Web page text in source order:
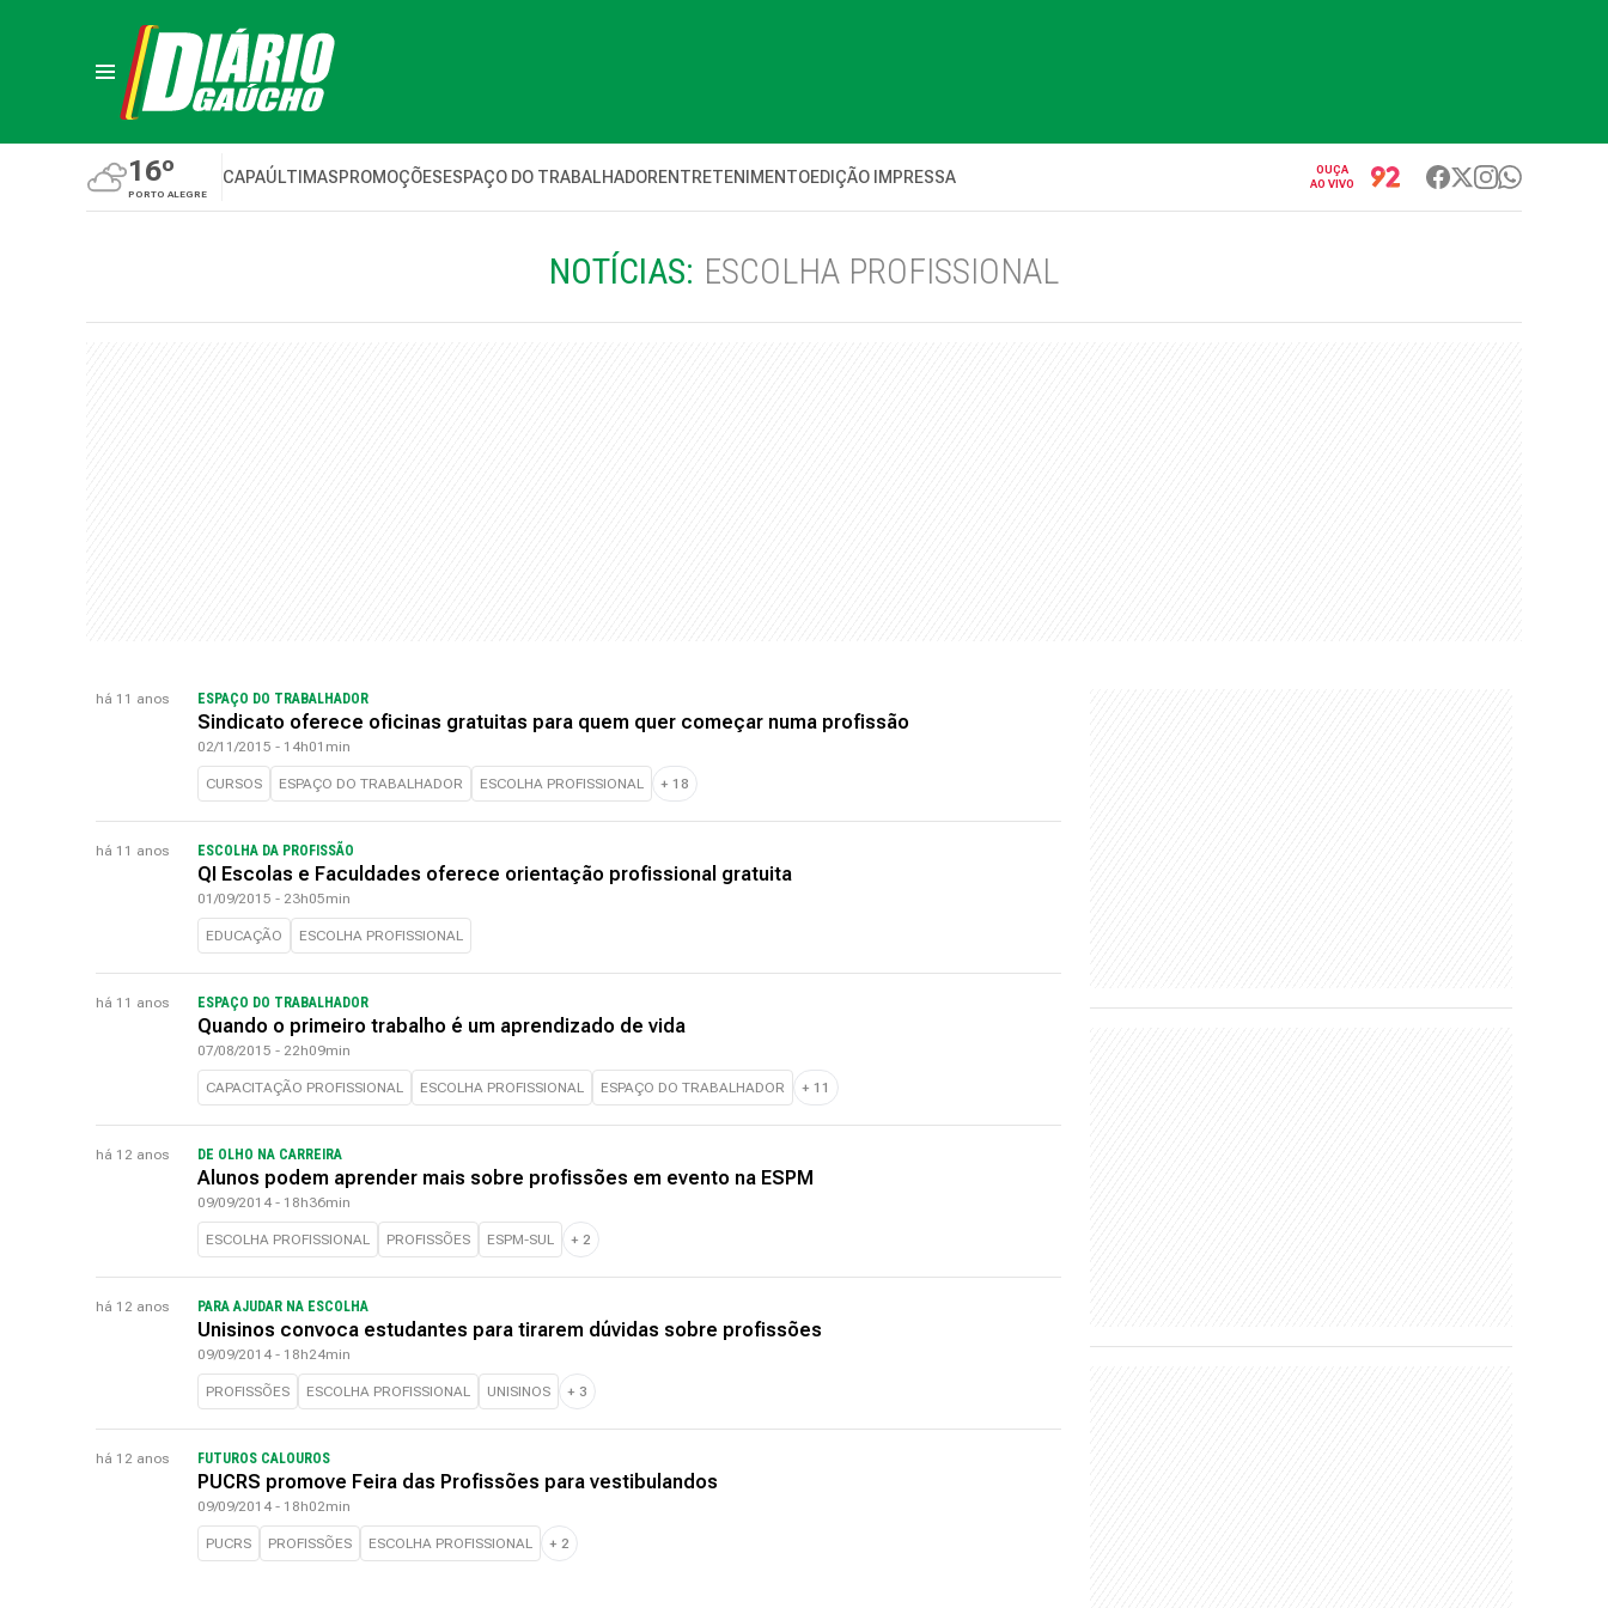
16º
PORTO ALEGRE
CAPAÚLTIMASPROMOÇÕESESPAÇO DO TRABALHADORENTRETENIMENTOEDIÇÃO IMPRESSA
OUÇA
AO VIVO
NOTÍCIAS: ESCOLHA PROFISSIONAL
há 11 anos ESPAÇO DO TRABALHADOR
Sindicato oferece oficinas gratuitas para quem quer começar numa profissão
02/11/2015 - 14h01min
CURSOS ESPAÇO DO TRABALHADOR ESCOLHA PROFISSIONAL + 18
há 11 anos ESCOLHA DA PROFISSÃO
QI Escolas e Faculdades oferece orientação profissional gratuita
01/09/2015 - 23h05min
EDUCAÇÃO ESCOLHA PROFISSIONAL
há 11 anos ESPAÇO DO TRABALHADOR
Quando o primeiro trabalho é um aprendizado de vida
07/08/2015 - 22h09min
CAPACITAÇÃO PROFISSIONAL ESCOLHA PROFISSIONAL ESPAÇO DO TRABALHADOR + 11
há 12 anos DE OLHO NA CARREIRA
Alunos podem aprender mais sobre profissões em evento na ESPM
09/09/2014 - 18h36min
ESCOLHA PROFISSIONAL PROFISSÕES ESPM-SUL + 2
há 12 anos PARA AJUDAR NA ESCOLHA
Unisinos convoca estudantes para tirarem dúvidas sobre profissões
09/09/2014 - 18h24min
PROFISSÕES ESCOLHA PROFISSIONAL UNISINOS + 3
há 12 anos FUTUROS CALOUROS
PUCRS promove Feira das Profissões para vestibulandos
09/09/2014 - 18h02min
PUCRS PROFISSÕES ESCOLHA PROFISSIONAL + 2